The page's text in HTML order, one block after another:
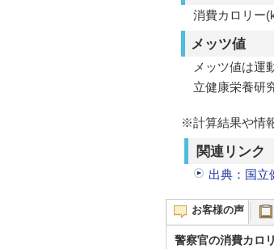
消費カロリー
メッツ値
メッツ値は運
立健康栄養研
※計算結果や情
関連リンク
出典：国立
お客様の声
警察官の消費カロ